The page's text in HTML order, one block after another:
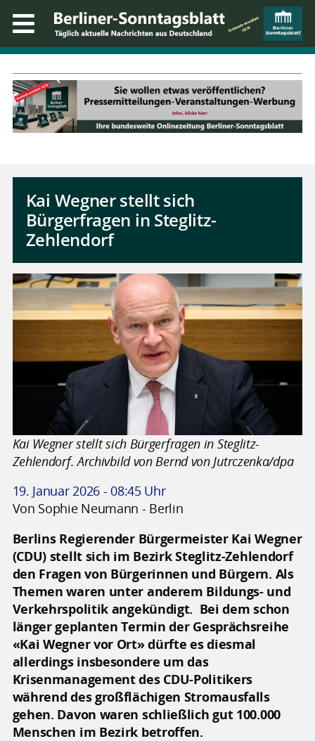
Kai Wegner stellt sich
Bürgerfragen in Steglitz-
Zehlendorf
Kai Wegner stellt sich Bürgerfragen in Steglitz-
Zehlendorf. Archivbild von Bernd von Jutrczenka/dpa
19. Januar 2026 - 08:45 Uhr
Von Sophie Neumann - Berlin
Berlins Regierender Bürgermeister Kai Wegner
(CDU) stellt sich im Bezirk Steglitz-Zehlendorf
den Fragen von Bürgerinnen und Bürgern. Als
Themen waren unter anderem Bildungs- und
Verkehrspolitik angekündigt. Bei dem schon
länger geplanten Termin der Gesprächsreihe
«Kai Wegner vor Ort» dürfte es diesmal
allerdings insbesondere um das
Krisenmanagement des CDU-Politikers
während des großflächigen Stromausfalls
gehen. Davon waren schließlich gut 100.000
Menschen im Bezirk betroffen.